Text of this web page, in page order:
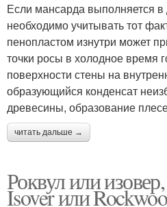
Если мансарда выполняется
необходимо учитывать тот
пенопластом изнутри может
точки росы в холодное время
поверхности стены на
образующийся конденсат
древесины, образование
читать дальше →
Роквул или
Isover или